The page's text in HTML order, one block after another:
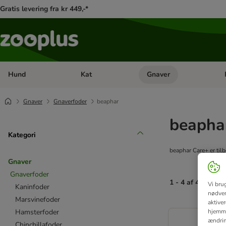
Gratis levering fra kr 449,-*
Hund Åben kategori menu: Hund
Kat Åben kategori menu: Kat
Gnaver
Gnaver Gnaverfoder beaphar
Kategori
Gnaver
Gnaverfoder
Kaninfoder
Marsvinefoder
Hamsterfoder
beaphar Care+ er
1 - 4 af 4
product items
Vi